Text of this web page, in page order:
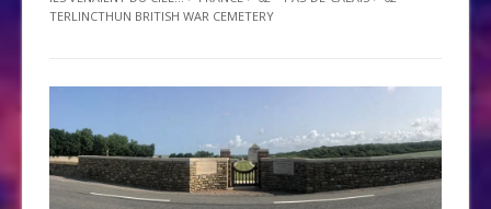
TERLINCTHUN BRITISH WAR CEMETERY